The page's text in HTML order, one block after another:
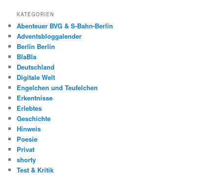
KATEGORIEN
Abenteuer BVG & S-Bahn-Berlin
Adventsbloggalender
Berlin Berlin
BlaBla
Deutschland
Digitale Welt
Engelchen und Teufelchen
Erkentnisse
Erlebtes
Geschichte
Hinweis
Poesie
Privat
shorty
Test & Kritik